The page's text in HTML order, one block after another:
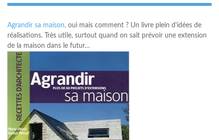
Agrandir sa maison, oui mais comment ? Un livre plein d'idées de
réalisations. Très utile, surtout quand on sait prévoir une extension
de la maison dans le futur…